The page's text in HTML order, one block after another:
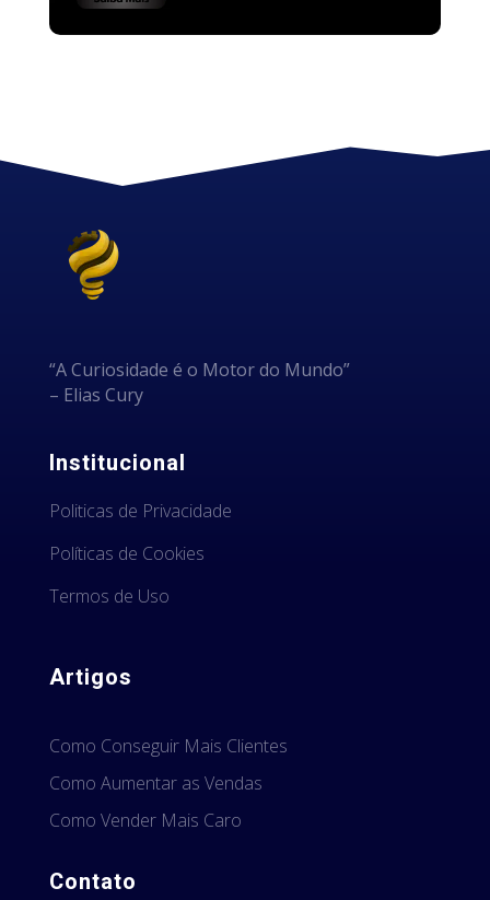
“A Curiosidade é o Motor do Mundo”
– Elias Cury
Institucional
Politicas de Privacidade
Políticas de Cookies
Termos de Uso
Artigos
Como Conseguir Mais Clientes
Como Aumentar as Vendas
Como Vender Mais Caro
Contato